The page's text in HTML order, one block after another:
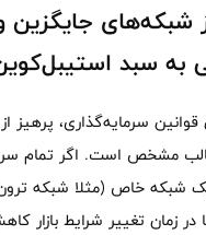
شبکه‌های جایگزین
به سبد
سرمایه‌گذاری، پرهیز
مشخص است. اگر تمام
شبکه خاص (مثلا شبکه
زمان تغییر شرایط بازار